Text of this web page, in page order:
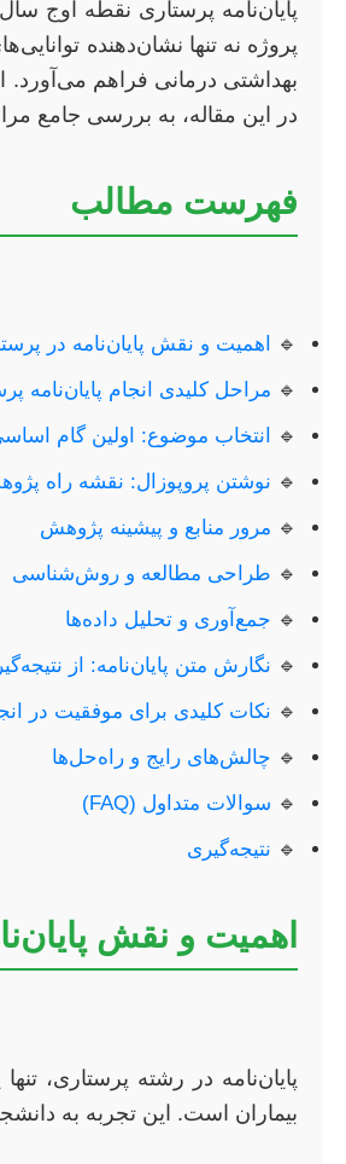
پایان‌نامه پرستاری نقطه اوج
پروژه نه تنها نشان‌دهنده
بهداشتی درمانی فراهم می‌آورد.
در این مقاله، به بررسی جامع
فهرست مطالب
🔹
اهمیت و نقش پایان‌نامه در
🔹 مراحل کلیدی انجام پایان‌نامه
🔹
انتخاب موضوع: اولین گام
🔹 نوشتن پروپوزال: نقشه راه
🔹 مرور منابع و پیشینه پژوهش
🔹 طراحی مطالعه و روش‌شناسی
🔹 جمع‌آوری و تحلیل داده‌ها
🔹 نگارش متن پایان‌نامه: از
🔹 نکات کلیدی برای موفقیت در
🔹 چالش‌های رایج و راه‌حل‌ها
🔹 سوالات متداول (FAQ)
🔹 نتیجه‌گیری
اهمیت و نقش
پایان‌نامه در رشته پرستاری،
بیماران است. این تجربه به